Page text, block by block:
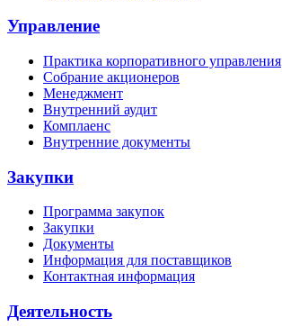
Управление
Практика корпоративного управления
Собрание акционеров
Менеджмент
Внутренний аудит
Комплаенс
Внутренние документы
Закупки
Программа закупок
Закупки
Документы
Информация для поставщиков
Контактная информация
Деятельность